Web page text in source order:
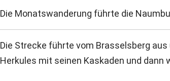
Die Monatswanderung führte die
Die Strecke führte vom Brasselsberg
Herkules mit seinen Kaskaden und dann